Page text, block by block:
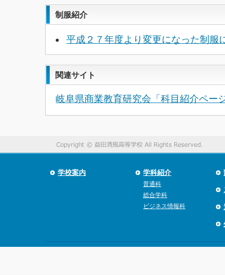
制服紹介
平成２７年度より変更になった制服
関連サイト
岐阜県商業教育研究会「科目紹介ペー
学校案内 学科紹介
普通科
総合学科
ビジネス情報科